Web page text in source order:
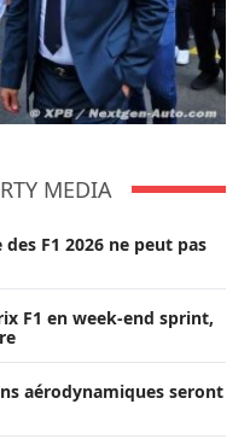
MEDIA
F1 2026 ne peut pas
F1 en week-end sprint,
aérodynamiques seront